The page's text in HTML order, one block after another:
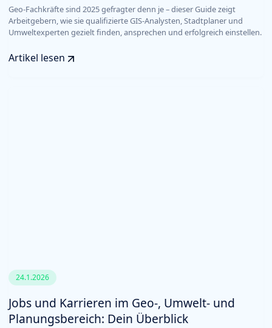
Geo-Fachkräfte sind 2025 gefragter denn je – dieser Guide zeigt
Arbeitgebern, wie sie qualifizierte GIS-Analysten, Stadtplaner und
Umweltexperten gezielt finden, ansprechen und erfolgreich einstellen.
Artikel lesen
24.1.2026
Jobs und Karrieren im Geo-, Umwelt- und
Planungsbereich: Dein Überblick